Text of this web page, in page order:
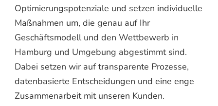
Optimierungspotenziale und setzen individuelle
Maßnahmen um, die genau auf Ihr
Geschäftsmodell und den Wettbewerb in
Hamburg und Umgebung abgestimmt sind.
Dabei setzen wir auf transparente Prozesse,
datenbasierte Entscheidungen und eine enge
Zusammenarbeit mit unseren Kunden.